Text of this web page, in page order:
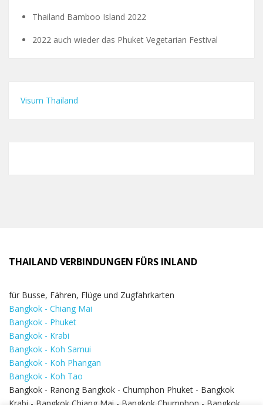
Thailand Bamboo Island 2022
2022 auch wieder das Phuket Vegetarian Festival
Visum Thailand
THAILAND VERBINDUNGEN FÜRS INLAND
für Busse, Fähren, Flüge und Zugfahrkarten
Bangkok - Chiang Mai
Bangkok - Phuket
Bangkok - Krabi
Bangkok - Koh Samui
Bangkok - Koh Phangan
Bangkok - Koh Tao
Bangkok - Ranong Bangkok - Chumphon Phuket - Bangkok
Krabi - Bangkok Chiang Mai - Bangkok Chumphon - Bangkok